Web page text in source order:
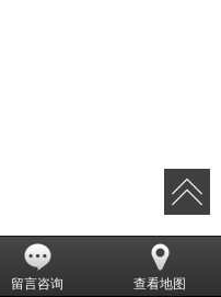
留言咨询 查看地图